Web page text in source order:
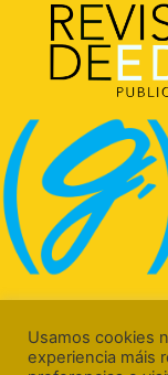
15706
Usamos cookies
experiencia máis